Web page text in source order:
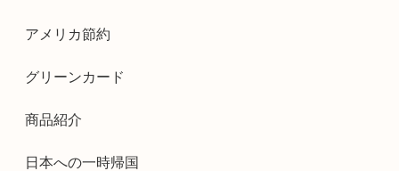
アメリカ節約
グリーンカード
商品紹介
日本への一時帰国